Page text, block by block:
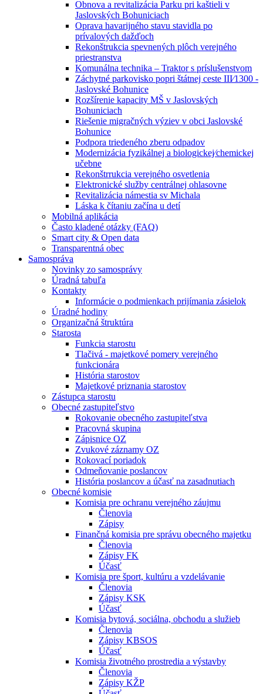
Obnova a revitalizácia Parku pri kaštieli v
Jaslovských Bohuniciach
Oprava havarijného stavu stavidla po
prívalových dažďoch
Rekonštrukcia spevnených plôch verejného
priestranstva
Komunálna technika – Traktor s príslušenstvom
Záchytné parkovisko popri štátnej ceste III⁄1300 -
Jaslovské Bohunice
Rozšírenie kapacity MŠ v Jaslovských
Bohuniciach
Riešenie migračných výziev v obci Jaslovské
Bohunice
Podpora triedeného zberu odpadov
Modernizácia fyzikálnej a biologickej⁄chemickej
učebne
Rekonštrrukcia verejného osvetlenia
Elektronické služby centrálnej ohlasovne
Revitalizácia námestia sv Michala
Láska k čítaniu začína u detí
Mobilná aplikácia
Často kladené otázky (FAQ)
Smart city & Open data
Transparentná obec
Samospráva
Novinky zo samosprávy
Úradná tabuľa
Kontakty
Informácie o podmienkach prijímania zásielok
Úradné hodiny
Organizačná štruktúra
Starosta
Funkcia starostu
Tlačivá - majetkové pomery verejného
funkcionára
História starostov
Majetkové priznania starostov
Zástupca starostu
Obecné zastupiteľstvo
Rokovanie obecného zastupiteľstva
Pracovná skupina
Zápisnice OZ
Zvukové záznamy OZ
Rokovací poriadok
Odmeňovanie poslancov
História poslancov a účasť na zasadnutiach
Obecné komisie
Komisia pre ochranu verejného záujmu
Členovia
Zápisy
Finančná komisia pre správu obecného majetku
Členovia
Zápisy FK
Účasť
Komisia pre šport, kultúru a vzdelávanie
Členovia
Zápisy KSK
Účasť
Komisia bytová, sociálna, obchodu a služieb
Členovia
Zápisy KBSOS
Účasť
Komisia životného prostredia a výstavby
Členovia
Zápisy KŽP